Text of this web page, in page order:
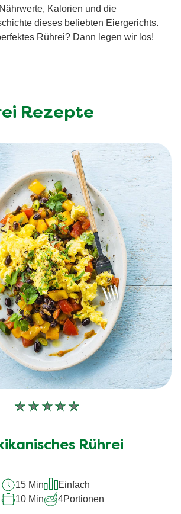
Kalorien und die
dieses beliebten Eiergerichts.
Rührei? Dann legen wir los!
Rezepte
Keine
für
abgegeben
Rührei
15 Min
Einfach
10 Min
4Portionen